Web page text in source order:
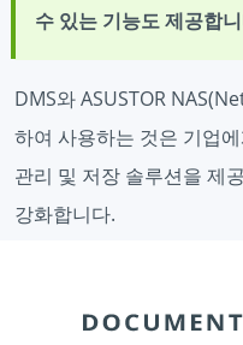
수 있는 기능도 제공합
DMS와 ASUSTOR
하여 사용하는 것은 기업
관리 및 저장 솔루션을 제
강화합니다.